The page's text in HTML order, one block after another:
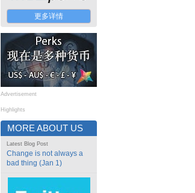
更多详情
Advertisement
Highlights
MORE ABOUT US
Latest Blog Post
Change is not always a
bad thing (Jan 1)